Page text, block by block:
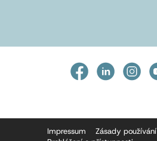
Impressum Zásady používání